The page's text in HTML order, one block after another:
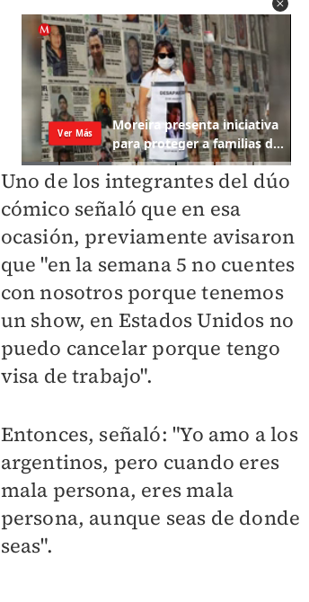
Uno de los integrantes del dúo
cómico señaló que en esa
ocasión, previamente avisaron
que "en la semana 5 no cuentes
con nosotros porque tenemos
un show, en Estados Unidos no
puedo cancelar porque tengo
visa de trabajo".
Entonces, señaló: "Yo amo a los
argentinos, pero cuando eres
mala persona, eres mala
persona, aunque seas de donde
seas".